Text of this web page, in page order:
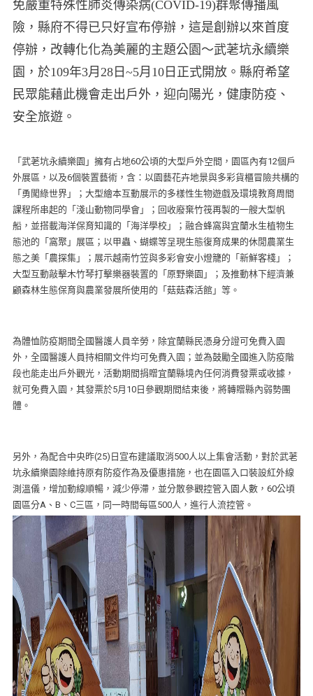
免嚴重特殊性肺炎傳染病(COVID-19)群聚傳播風
險，縣府不得已只好宣布停辦，這是創辦以來首度
停辦，改轉化化為美麗的主題公園～武荖坑永續樂
園，於109年3月28日~5月10日正式開放。縣府希望
民眾能藉此機會走出戶外，迎向陽光，健康防疫、
安全旅遊。
「武荖坑永續樂園」擁有占地60公頃的大型戶外空間，園區內有12個戶
外展區，以及6個裝置藝術，含：以園藝花卉地景與多彩貨櫃冒險共構的
「勇闖綠世界」；大型繪本互動展示的多樣性生物遊戲及環境教育周間
課程所串起的「淺山動物同學會」；回收廢棄竹筏再製的一艘大型帆
船，並搭載海洋保育知識的「海洋學校」；融合蜂窩與宜蘭水生植物生
態池的「窩聚」展區；以甲蟲、蝴蝶等呈現生態復育成果的休閒農業生
態之美「農探集」；展示越南竹笠與多彩會安小燈籠的「新鮮客棧」；
大型互動敲擊木竹琴打擊樂器裝置的「原野樂園」；及推動林下經濟兼
顧森林生態保育與農業發展所使用的「菇菇森活館」等。
為體恤防疫期間全國醫護人員辛勞，除宜蘭縣民憑身分證可免費入園
外，全國醫護人員持相關文件均可免費入園；並為鼓勵全國進入防疫階
段也能走出戶外觀光，活動期間捐贈宜蘭縣境內任何消費發票或收據，
就可免費入園，其發票於5月10日參觀期間結束後，將轉贈縣內弱勢團
體。
另外，為配合中央昨(25)日宣布建議取消500人以上集會活動，對於武荖
坑永續樂園除維持原有防疫作為及優惠措施，也在園區入口裝設紅外線
測溫儀，增加動線順暢，減少停滯，並分散參觀控管入園人數，60公頃
園區分A、B、C三區，同一時間每區500人，進行人流控管。